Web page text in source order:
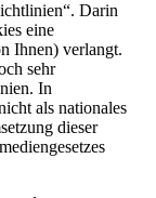
Darin
eine
Ihnen) verlangt.
sehr
In
als nationales
dieser